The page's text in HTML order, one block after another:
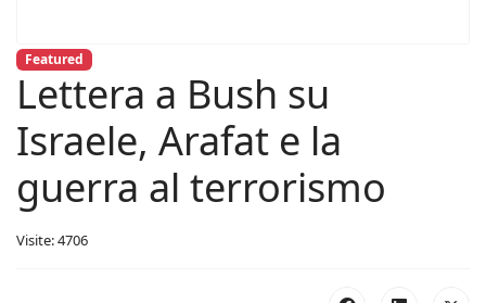
Featured
Lettera a Bush su
Israele, Arafat e la
guerra al terrorismo
Visite: 4706